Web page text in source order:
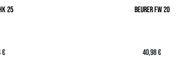
25
€
BEURER FW 20
40,98 €